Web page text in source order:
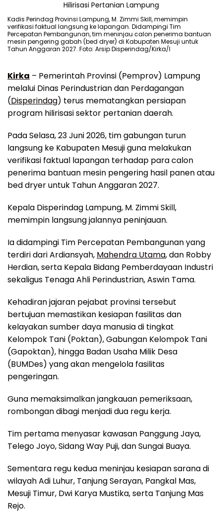
Kadis Perindag Provinsi Lampung, M. Zimmi Skill, memimpin
verifikasi faktual langsung ke lapangan. Didampingi Tim
Percepatan Pembangunan, tim meninjau calon penerima bantuan
mesin pengering gabah (bed dryer) di Kabupaten Mesuji untuk
Tahun Anggaran 2027. Foto: Arsip Disperindag/Kirka/I
Kirka – Pemerintah Provinsi (Pemprov) Lampung
melalui Dinas Perindustrian dan Perdagangan
(Disperindag) terus mematangkan persiapan
program hilirisasi sektor pertanian daerah.
Pada Selasa, 23 Juni 2026, tim gabungan turun
langsung ke Kabupaten Mesuji guna melakukan
verifikasi faktual lapangan terhadap para calon
penerima bantuan mesin pengering hasil panen atau
bed dryer untuk Tahun Anggaran 2027.
Kepala Disperindag Lampung, M. Zimmi Skill,
memimpin langsung jalannya peninjauan.
Ia didampingi Tim Percepatan Pembangunan yang
terdiri dari Ardiansyah, Mahendra Utama, dan Robby
Herdian, serta Kepala Bidang Pemberdayaan Industri
sekaligus Tenaga Ahli Perindustrian, Aswin Tama.
Kehadiran jajaran pejabat provinsi tersebut
bertujuan memastikan kesiapan fasilitas dan
kelayakan sumber daya manusia di tingkat
Kelompok Tani (Poktan), Gabungan Kelompok Tani
(Gapoktan), hingga Badan Usaha Milik Desa
(BUMDes) yang akan mengelola fasilitas
pengeringan.
Guna memaksimalkan jangkauan pemeriksaan,
rombongan dibagi menjadi dua regu kerja.
Tim pertama menyasar kawasan Panggung Jaya,
Telego Joyo, Sidang Way Puji, dan Sungai Buaya.
Sementara regu kedua meninjau kesiapan sarana di
wilayah Adi Luhur, Tanjung Serayan, Pangkal Mas,
Mesuji Timur, Dwi Karya Mustika, serta Tanjung Mas
Rejo.